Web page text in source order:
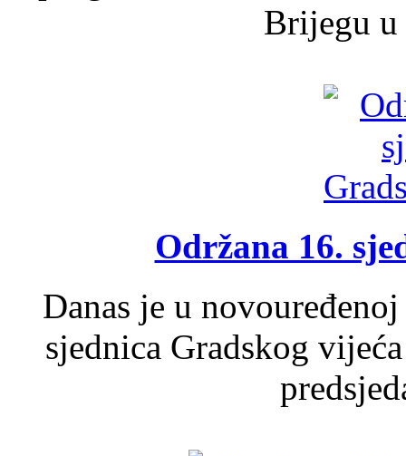
Brijegu u
Održana 16.
Danas je u
sjednica Gradskog